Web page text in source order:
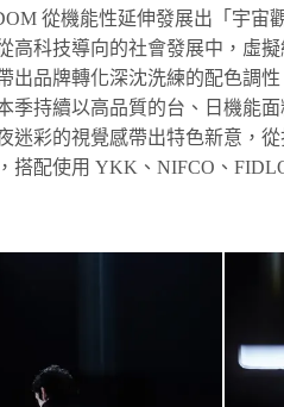
從機能性延伸發展出「宇宙
高科技導向的社會發展中，虛
出品牌轉化深沈洗練的配色調
季持續以高品質的台、日機能
迷彩的視覺感帶出特色新意，
搭配使用 YKK、NIFCO、